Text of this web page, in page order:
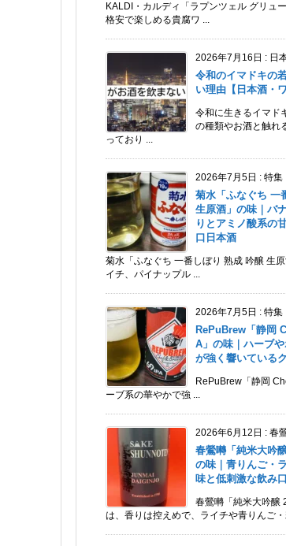
KALDI・カルディ「ラプンツェル グリュ
格安で楽しめる貴腐ワ ...
2026年7月16日 : 日
令和のイマドキの
い理由【日本酒・
令和に生きるイマド
の種類やお酒と触れ
っており ...
2026年7月5日 : 特集
菊水「ふなぐち 一
生原酒」の味｜バ
りとアミノ酸系の
口日本酒
菊水「ふなぐち 一番しぼり 熟成 吟醸 生
イチ、パイナップル ...
2026年7月5日 : 特集
RePuBrew「静岡
A」の味｜ハーブ
が強く響いている
RePuBrew「静岡
ーブ系の華やかで強 ...
2026年6月12日 : 春
春鶯囀「純米大吟
の味｜青りんご・
味と低刺激な飲み
春鶯囀「純米大吟醸
は、香りは控えめで、ライチや青りんご